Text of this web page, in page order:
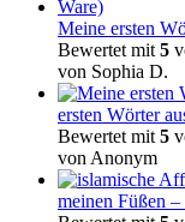
Meine ersten
Bewertet mit 5
von Sophia D.
ersten Wörter
Bewertet mit 5
von Anonym
meinen Füßen